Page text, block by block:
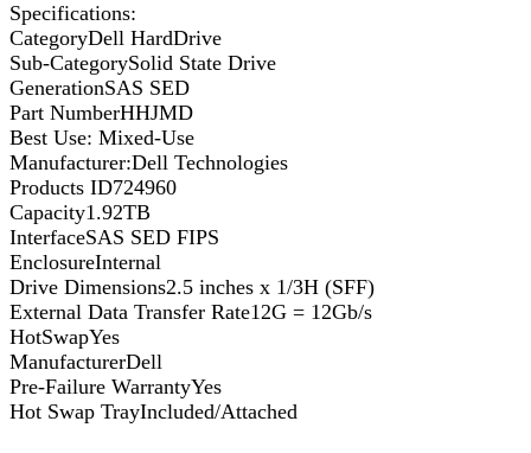
Specifications:
CategoryDell HardDrive
Sub-CategorySolid State Drive
GenerationSAS SED
Part NumberHHJMD
Best Use: Mixed-Use
Manufacturer:Dell Technologies
Products ID724960
Capacity1.92TB
InterfaceSAS SED FIPS
EnclosureInternal
Drive Dimensions2.5 inches x 1/3H (SFF)
External Data Transfer Rate12G = 12Gb/s
HotSwapYes
ManufacturerDell
Pre-Failure WarrantyYes
Hot Swap TrayIncluded/Attached